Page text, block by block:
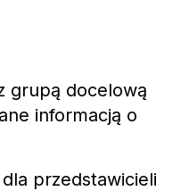
grupą docelową
informacją o
przedstawicieli